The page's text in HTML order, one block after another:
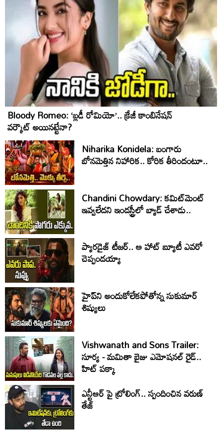
Bloody Romeo: ‘బ్లడీ రోమియో’.. క్రేజీ కాంబినేషన్
వర్కౌట్ అయినట్టేనా?
Niharika Konidela: బంగారు
బోనమెత్తిన నిహారిక.. కోరిక తీరిందంటూ..
Chandini Chowdary: కమిట్‌మెంట్
ఇవ్వలేదని ఇండస్ట్రీలో బ్యాడ్ చేశాడు..
ప్యారడైజ్ టీజర్.. ఆ హాట్ బ్యూటీ ఎవరో
చెప్పండయ్యా
హైప్‌ని అందుకోలేకపోతోన్న సుకుమార్
శిష్యులు
Vishwanath and Sons Trailer:
సూర్య - మమితా బైజు ఎమోషనల్ రైడ్..
హిట్ పక్కా
ఎన్టీఆర్ పై ట్రోలింగ్.. స్పందించిన వరుణ్
తేజ్